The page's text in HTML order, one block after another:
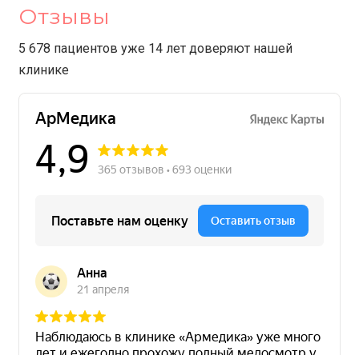
Отзывы
5 678 пациентов уже 14 лет доверяют нашей
клинике